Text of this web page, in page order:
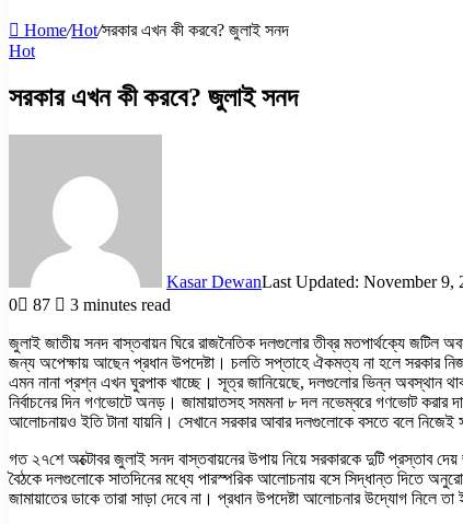
Home/Hot/সরকার এখন কী করবে? জুলাই সনদ
Hot
সরকার এখন কী করবে? জুলাই সনদ
Kasar DewanLast Updated: November 9,
0
87 3 minutes read
জুলাই জাতীয় সনদ বাস্তবায়ন ঘিরে রাজনৈতিক দলগুলোর তীব্র মতপার্থক্যে জটিল
জন্য অপেক্ষায় আছেন প্রধান উপদেষ্টা। চলতি সপ্তাহে ঐকমত্য না হলে সরকার নিজ
এমন নানা প্রশ্ন এখন ঘুরপাক খাচ্ছে। সূত্র জানিয়েছে, দলগুলোর ভিন্ন অবস্থান
নির্বাচনের দিন গণভোটে অনড়। জামায়াতসহ সমমনা ৮ দল নভেম্বরে গণভোট করার
আলোচনায়ও ইতি টানা যায়নি। সেখানে সরকার আবার দলগুলোকে বসতে বলে নিজেই
গত ২৭শে অক্টোবর জুলাই সনদ বাস্তবায়নের উপায় নিয়ে সরকারকে দুটি প্রস্তাব
বৈঠকে দলগুলোকে সাতদিনের মধ্যে পারস্পরিক আলোচনায় বসে সিদ্ধান্ত দিতে
জামায়াতের ডাকে তারা সাড়া দেবে না। প্রধান উপদেষ্টা আলোচনার উদ্যোগ নিলে তা